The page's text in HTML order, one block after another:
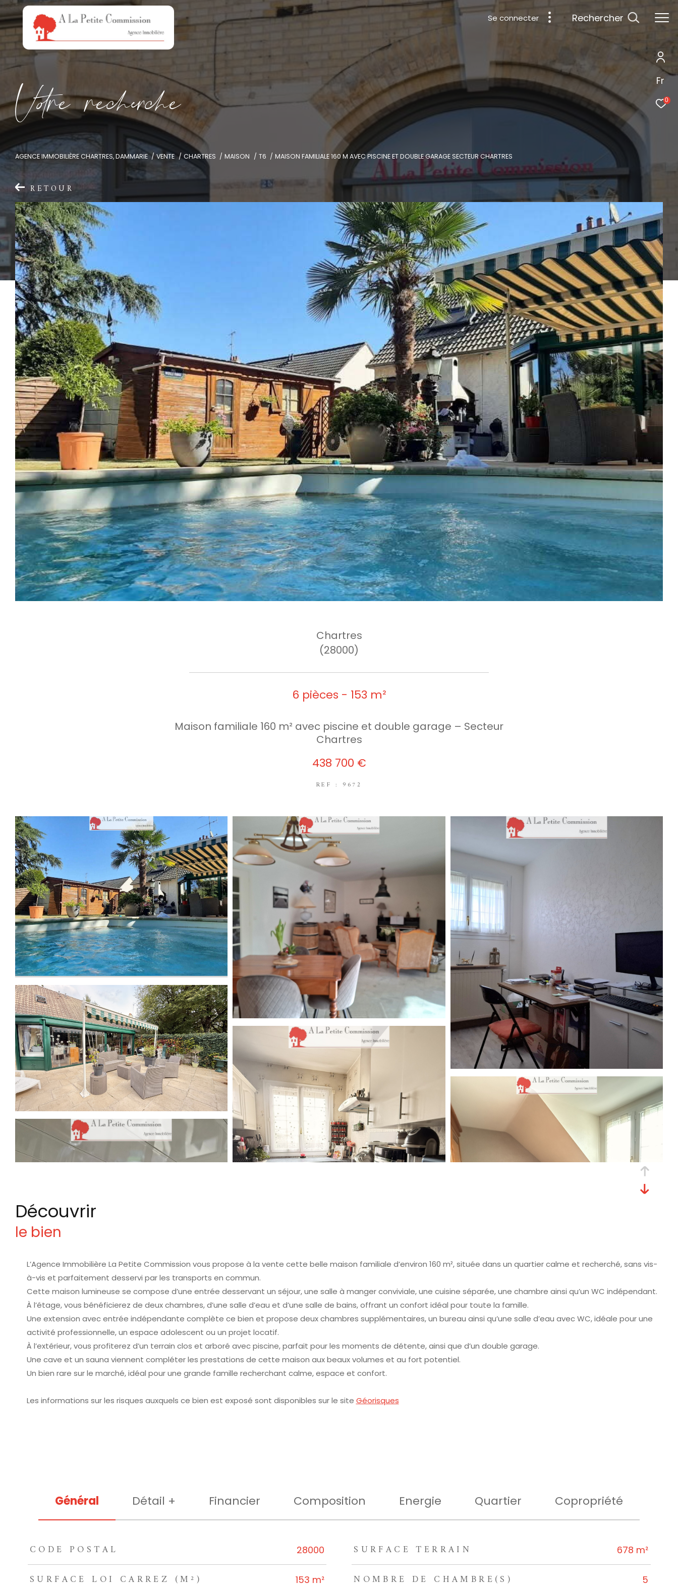
Fr
0
Se connecter rechercher
Vore recece
AGENCE IMMOBILIÈRE CHARTRES, DAMMARIE VENTE CHARTRES MAISON T6 MAISON FAMILIALE 160 M AVEC PISCINE ET DOUBLE GARAGE SECTEUR CHARTRES
RETOUR
Chartres
(28000)
6 pièces - 153 m²
Maison familiale 160 m² avec piscine et double garage – Secteur
Chartres
438 700 €
REF : 9672
découvrir
le bien
L’Agence Immobilière La Petite Commission vous propose à la vente cette belle maison familiale d’environ 160 m², située dans un quartier calme et recherché, sans vis-
à-vis et parfaitement desservi par les transports en commun.
Cette maison lumineuse se compose d’une entrée desservant un séjour, une salle à manger conviviale, une cuisine séparée, une chambre ainsi qu’un WC indépendant.
À l’étage, vous bénéficierez de deux chambres, d’une salle d’eau et d’une salle de bains, offrant un confort idéal pour toute la famille.
Une extension avec entrée indépendante complète ce bien et propose deux chambres supplémentaires, un bureau ainsi qu’une salle d’eau avec WC, idéale pour une
activité professionnelle, un espace adolescent ou un projet locatif.
À l’extérieur, vous profiterez d’un terrain clos et arboré avec piscine, parfait pour les moments de détente, ainsi que d’un double garage.
Une cave et un sauna viennent compléter les prestations de cette maison aux beaux volumes et au fort potentiel.
Un bien rare sur le marché, idéal pour une grande famille recherchant calme, espace et confort.
Les informations sur les risques auxquels ce bien est exposé sont disponibles sur le site Géorisques
Général Détail + Financier Composition Energie Quartier Copropriété
TRAD_ZEPHYR_Caracteristique
CODE POSTAL 28000 SURFACE TERRAIN 678 m²
SURFACE LOI CARREZ (M²) 153 m² NOMBRE DE CHAMBRE(S) 5